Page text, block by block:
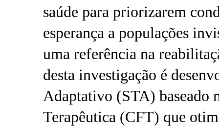
saúde para priorizarem
esperança a populações
uma referência na
desta investigação é
Adaptativo (STA) baseado
Terapêutica (CFT) que